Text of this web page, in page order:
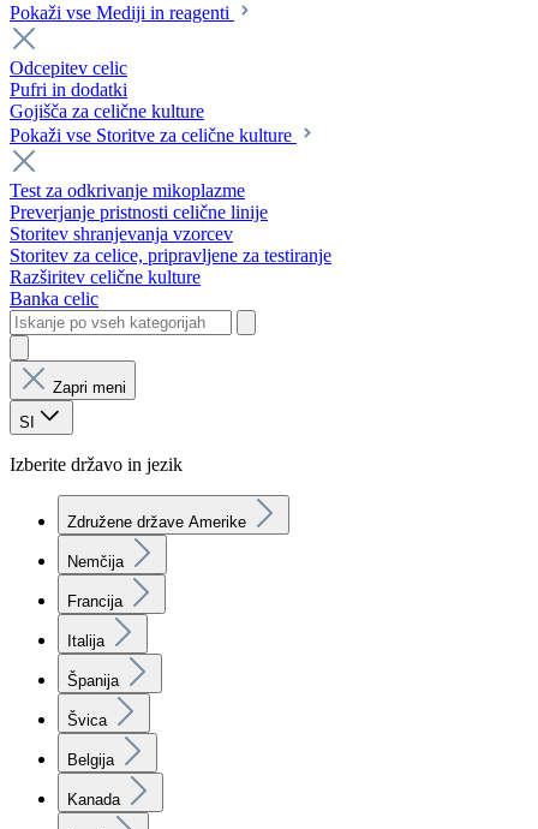
Pokaži vse Mediji in reagenti
Odcepitev celic
Pufri in dodatki
Gojišča za celične kulture
Pokaži vse Storitve za celične kulture
Test za odkrivanje mikoplazme
Preverjanje pristnosti celične linije
Storitev shranjevanja vzorcev
Storitev za celice, pripravljene za testiranje
Razširitev celične kulture
Banka celic
Zapri meni
SI
Izberite državo in jezik
Združene države Amerike
Nemčija
Francija
Italija
Španija
Švica
Belgija
Kanada